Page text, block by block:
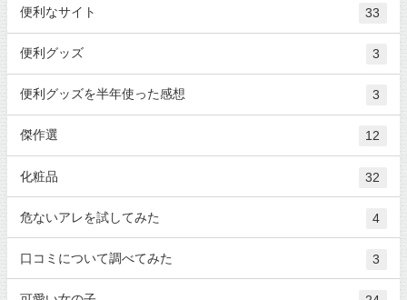
便利なサイト 33
便利グッズ 3
便利グッズを半年使った感想 3
傑作選 12
化粧品 32
危ないアレを試してみた 4
口コミについて調べてみた 3